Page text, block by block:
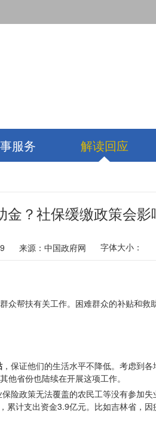
服务 解读回应
？社保缓缴政策会影
来源： 中国政府网 字体大小：
众帮扶有关工作。困难群众的补贴和
，保证他们的生活水平不降低。考虑到
省份也陆续在开展这项工作。
险政策无法覆盖的农民工等没有参加
计支出资金3.9亿元。比如吉林省，